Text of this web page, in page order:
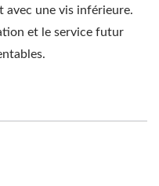
avec une vis inférieure.
et le service futur